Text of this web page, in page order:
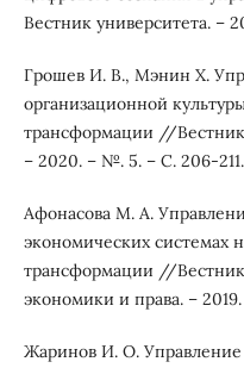
Вестник университета. –
Грошев И. В., Мэнин Х.
организационной
трансформации //Вестник
– 2020. – №. 5. – С. 206-211.
Афонасова М. А.
экономических системах
трансформации //
экономики и права. –
Жаринов И. О.